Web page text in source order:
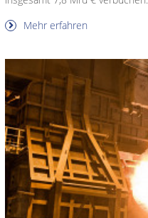
Mehr erfahren